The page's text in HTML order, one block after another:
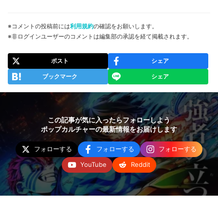
※コメントの投稿前には利用規約の確認をお願いします。
※非ログインユーザーのコメントは編集部の承認を経て掲載されます。
ポスト シェア
ブックマーク シェア
この記事が気に入ったらフォローしよう
ポップカルチャーの最新情報をお届けします
フォローする フォローする
フォローする
YouTube
Reddit